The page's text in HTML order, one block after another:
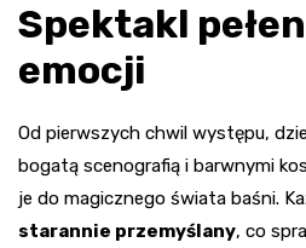
Spektakl
emocji
Od pierwszych chwil występu,
bogatą scenografią i barwnymi
je do magicznego świata baśni.
starannie przemyślany, co